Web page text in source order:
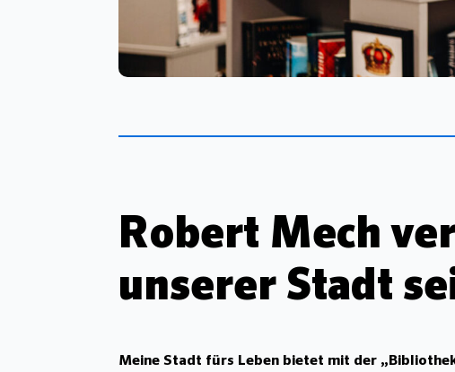
Robert Mech
unserer Stadt
Meine Stadt fürs Leben bietet mit der